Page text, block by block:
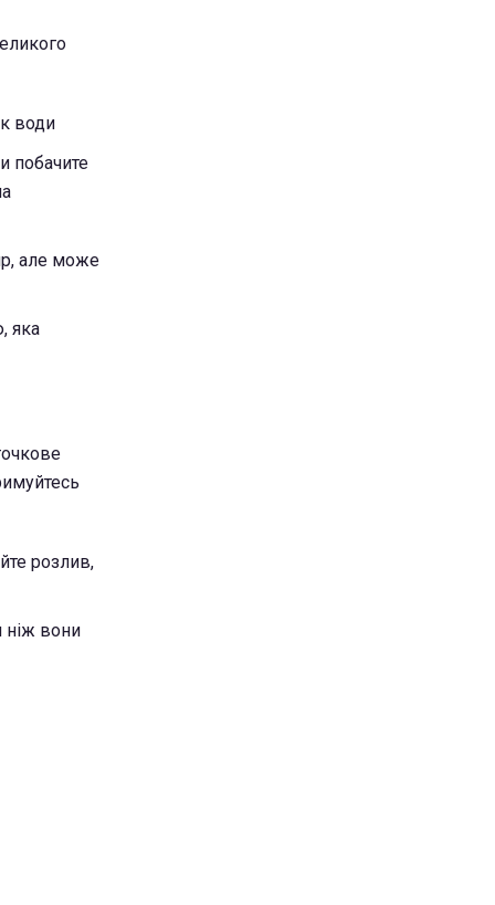
води
побачите
але може
яка
розлив,
ніж вони